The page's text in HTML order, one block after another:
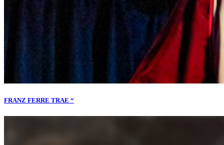
FRANZ FERRE TRAE “